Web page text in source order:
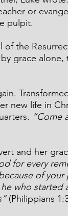
or
pulpit.
the
grace
new life in
“Come
and her
for every
of
who started
(Philippians